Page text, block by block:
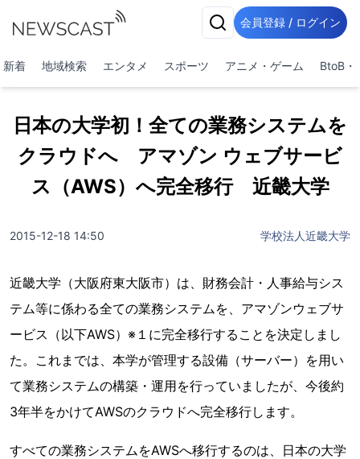
会員登録 / ログイン
新着 地域検索 エンタメ スポーツ アニメ・ゲーム BtoB・
日本の大学初！全ての業務システムを
クラウドへ アマゾン ウェブサービ
ス（AWS）へ完全移行 近畿大学
2015-12-18 14:50 学校法人近畿大学
近畿大学（大阪府東大阪市）は、財務会計・人事給与シス
テム等に係わる全ての業務システムを、アマゾンウェブサ
ービス（以下AWS）※１に完全移行することを決定しまし
た。これまでは、本学が管理する設備（サーバー）を用い
て業務システムの構築・運用を行っていましたが、今後約
3年半をかけてAWSのクラウドへ完全移行します。
すべての業務システムをAWSへ移行するのは、日本の大学